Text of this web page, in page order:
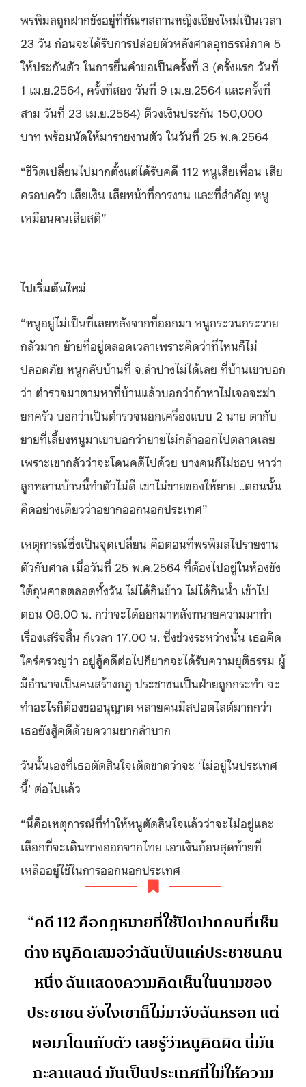
พรพิมลถูกฝากขังอยู่ที่ทัณฑสถานหญิงเชียงใหม่เป็นเวลา
23 วัน ก่อนจะได้รับการปล่อยตัวหลังศาลอุทธรณ์ภาค 5
ให้ประกันตัว ในการยื่นคำขอเป็นครั้งที่ 3 (ครั้งแรก วันที่
1 เม.ย.2564, ครั้งที่สอง วันที่ 9 เม.ย.2564 และครั้งที่
สาม วันที่ 23 เม.ย.2564) ตีวงเงินประกัน 150,000
บาท พร้อมนัดให้มารายงานตัว ในวันที่ 25 พ.ค.2564
“ชีวิตเปลี่ยนไปมากตั้งแต่ได้รับคดี 112 หนูเสียเพื่อน เสีย
ครอบครัว เสียเงิน เสียหน้าที่การงาน และที่สำคัญ หนู
เหมือนคนเสียสติ”
ไปเริ่มต้นใหม่
“หนูอยู่ไม่เป็นที่เลยหลังจากที่ออกมา หนูกระวนกระวาย
กลัวมาก ย้ายที่อยู่ตลอดเวลาเพราะคิดว่าที่ไหนก็ไม่
ปลอดภัย หนูกลับบ้านที่ จ.ลำปางไม่ได้เลย ที่บ้านเขาบอก
ว่า ตำรวจมาตามหาที่บ้านแล้วบอกว่าถ้าหาไม่เจอจะฆ่า
ยกครัว บอกว่าเป็นตำรวจนอกเครื่องแบบ 2 นาย ตากับ
ยายที่เลี้ยงหนูมาเขาบอกว่ายายไม่กล้าออกไปตลาดเลย
เพราะเขากลัวว่าจะโดนคดีไปด้วย บางคนก็ไม่ชอบ หาว่า
ลูกหลานบ้านนี้ทำตัวไม่ดี เขาไม่ขายของให้ยาย ..ตอนนั้น
คิดอย่างเดียวว่าอยากออกนอกประเทศ”
เหตุการณ์ซึ่งเป็นจุดเปลี่ยน คือตอนที่พรพิมลไปรายงาน
ตัวกับศาล เมื่อวันที่ 25 พ.ค.2564 ที่ต้องไปอยู่ในห้องขัง
ใต้ถุนศาลตลอดทั้งวัน ไม่ได้กินข้าว ไม่ได้กินน้ำ เข้าไป
ตอน 08.00 น. กว่าจะได้ออกมาหลังทนายความมาทำ
เรื่องเสร็จสิ้น ก็เวลา 17.00 น. ซึ่งช่วงระหว่างนั้น เธอคิด
ใคร่ครวญว่า อยู่สู้คดีต่อไปก็ยากจะได้รับความยุติธรรม ผู้
มีอำนาจเป็นคนสร้างกฎ ประชาชนเป็นฝ่ายถูกกระทำ จะ
ทำอะไรก็ต้องขออนุญาต หลายคนมีสปอตไลต์มากกว่า
เธอยังสู้คดีด้วยความยากลำบาก
วันนั้นเองที่เธอตัดสินใจเด็ดขาดว่าจะ ‘ไม่อยู่ในประเทศ
นี้’ ต่อไปแล้ว
“นี่คือเหตุการณ์ที่ทำให้หนูตัดสินใจแล้วว่าจะไม่อยู่และ
เลือกที่จะเดินทางออกจากไทย เอาเงินก้อนสุดท้ายที่
เหลืออยู่ใช้ในการออกนอกประเทศ
“คดี 112 คือกฎหมายที่ใช้ปิดปากคนที่เห็น
ต่าง หนูคิดเสมอว่าฉันเป็นแค่ประชาชนคน
หนึ่ง ฉันแสดงความคิดเห็นในนามของ
ประชาชน ยังไงเขาก็ไม่มาจับฉันหรอก แต่
พอมาโดนกับตัว เลยรู้ว่าหนูคิดผิด นี่มัน
กะลาแลนด์ มันเป็นประเทศที่ไม่ให้ความ